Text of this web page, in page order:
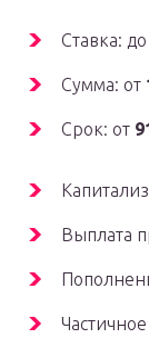
Ставка: до
Сумма: от
Срок: от
Выплата